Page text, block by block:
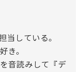
当している。
き。
音読みして『デ